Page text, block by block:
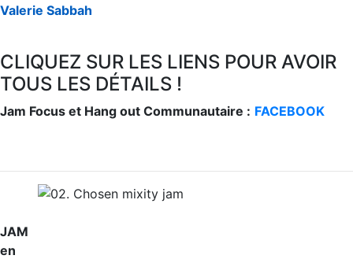
Valerie Sabbah
CLIQUEZ SUR LES LIENS POUR AVOIR
TOUS LES DÉTAILS !
Jam Focus et Hang out Communautaire : FACEBOOK
JAM
en